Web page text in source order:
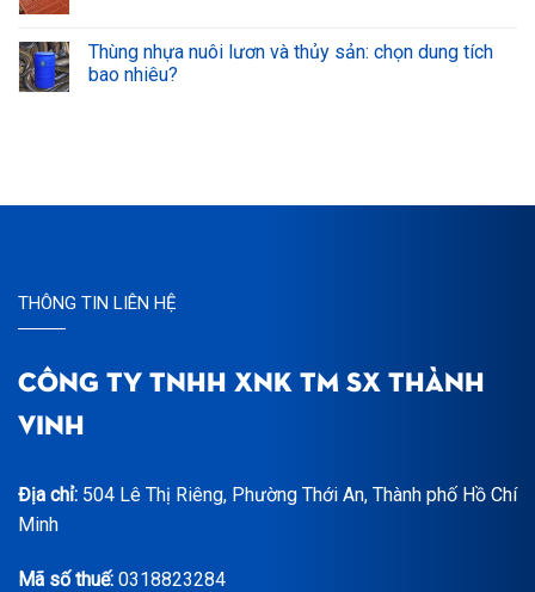
Thùng nhựa nuôi lươn và thủy sản: chọn dung tích
bao nhiêu?
THÔNG TIN LIÊN HỆ
CÔNG TY TNHH XNK TM SX THÀNH
VINH
Địa chỉ: 504 Lê Thị Riêng, Phường Thới An, Thành phố Hồ Chí
Minh
Mã số thuế: 0318823284